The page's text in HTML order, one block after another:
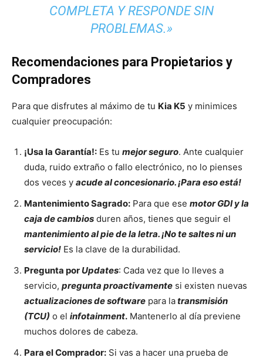
COMPLETA Y RESPONDE SIN
PROBLEMAS.»
Recomendaciones para Propietarios y
Compradores
Para que disfrutes al máximo de tu Kia K5 y minimices
cualquier preocupación:
¡Usa la Garantía!: Es tu mejor seguro. Ante cualquier
duda, ruido extraño o fallo electrónico, no lo pienses
dos veces y acude al concesionario. ¡Para eso está!
Mantenimiento Sagrado: Para que ese motor GDI y la
caja de cambios duren años, tienes que seguir el
mantenimiento al pie de la letra. ¡No te saltes ni un
servicio! Es la clave de la durabilidad.
Pregunta por Updates: Cada vez que lo lleves a
servicio, pregunta proactivamente si existen nuevas
actualizaciones de software para latransmisión
(TCU) o el infotainment. Mantenerlo al día previene
muchos dolores de cabeza.
Para el Comprador: Si vas a hacer una prueba de